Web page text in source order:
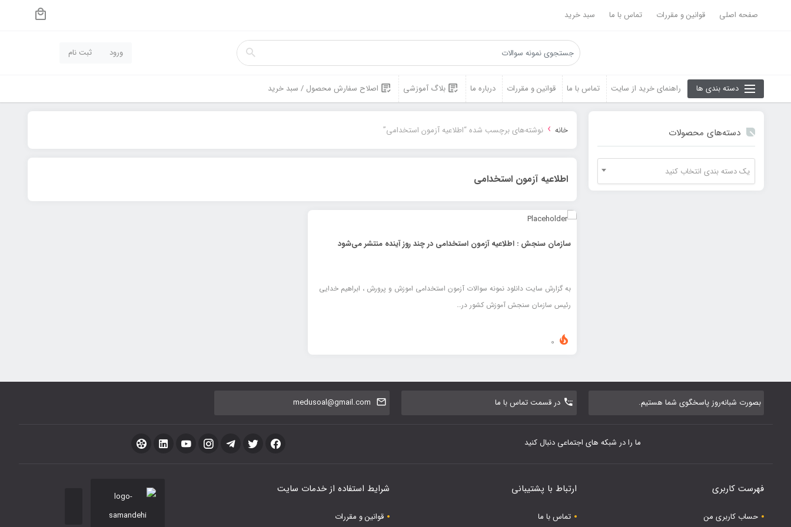
صفحه اصلی قوانین و مقررات تماس با ما سبد خرید
ورود ثبت نام
دسته بندی ها راهنمای خرید از سایت تماس با ما قوانین و مقررات درباره ما بلاگ آموزشی اصلاح سفارش محصول / سبد خرید
دسته‌های محصولات
یک دسته بندی انتخاب کنید
خانه › نوشته‌های برچسب شده “اطلاعیه آزمون استخدامی”
اطلاعیه آزمون استخدامی
سازمان سنجش : اطلاعیه آزمون استخدامی در چند روز آینده منتشر می‌شود
به گزارش سایت دانلود نمونه سوالات آزمون استخدامی اموزش و پرورش ، ابراهیم خدایی
رئیس سازمان سنجش آموزش کشور در…
بصورت شبانه‌روز پاسخگوی شما هستیم. در قسمت تماس با ما medusoal@gmail.com
ما را در شبکه های اجتماعی دنبال کنید
فهرست کاربری
حساب کاربری من
ارتباط با پشتیبانی
تماس با ما
شرایط استفاده از خدمات سایت
قوانین و مقررات